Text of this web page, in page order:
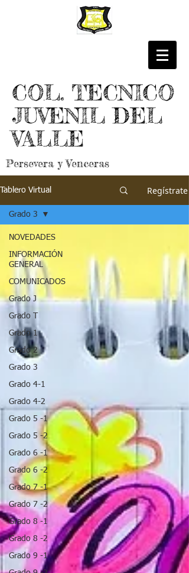
COL. TECNICO
JUVENIL DEL
VALLE
Persevera y Venceras
Tablero Virtual Regístrate
NOVEDADES
INFORMACIÓN
GENERAL
COMUNICADOS
Grado J
Grado T
Grado 1
Grado 2
Grado 3
Grado 4-1
Grado 4-2
Grado 5 -1
Grado 5 -2
Grado 6 -1
Grado 6 -2
Grado 7 -1
Grado 7 -2
Grado 8 -1
Grado 8 -2
Grado 9 -1
Grado 3